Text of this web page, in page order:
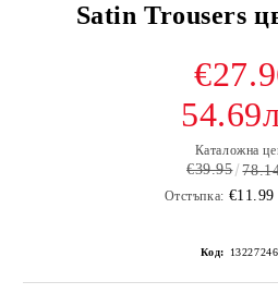
Satin Trousers
Каталожна
€39.95
Отстъпка:
Код: